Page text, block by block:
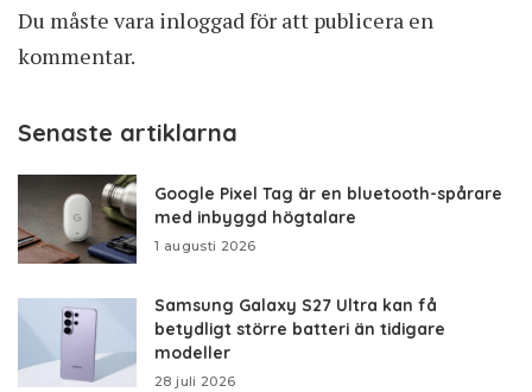
Du måste vara inloggad för att publicera en
kommentar.
Senaste artiklarna
Google Pixel Tag är en bluetooth-spårare
med inbyggd högtalare
1 augusti 2026
Samsung Galaxy S27 Ultra kan få
betydligt större batteri än tidigare
modeller
28 juli 2026